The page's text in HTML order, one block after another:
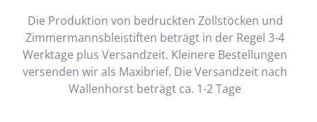
Die Produktion von bedruckten Zollstöcken und
Zimmermannsbleistiften beträgt in der Regel 3-4
Werktage plus Versandzeit. Kleinere Bestellungen
versenden wir als Maxibrief. Die Versandzeit nach
Wallenhorst beträgt ca. 1-2 Tage